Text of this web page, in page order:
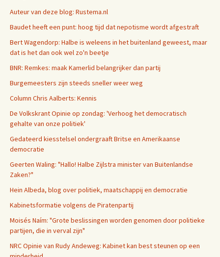
Auteur van deze blog: Rustema.nl
Baudet heeft een punt: hoog tijd dat nepotisme wordt afgestraft
Bert Wagendorp: Halbe is weleens in het buitenland geweest, maar
dat is het dan ook wel zo'n beetje
BNR: Remkes: maak Kamerlid belangrijker dan partij
Burgemeesters zijn steeds sneller weer weg
Column Chris Aalberts: Kennis
De Volkskrant Opinie op zondag: 'Verhoog het democratisch
gehalte van onze politiek'
Gedateerd kiesstelsel ondergraaft Britse en Amerikaanse
democratie
Geerten Waling: "Hallo! Halbe Zijlstra minister van Buitenlandse
Zaken?"
Hein Albeda, blog over politiek, maatschappij en democratie
Kabinetsformatie volgens de Piratenpartij
Moisés Naím: "Grote beslissingen worden genomen door politieke
partijen, die in verval zijn"
NRC Opinie van Rudy Andeweg: Kabinet kan best steunen op een